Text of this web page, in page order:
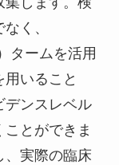
く、
タームを活用
いること
デンスレベル
とができま
、実際の臨床